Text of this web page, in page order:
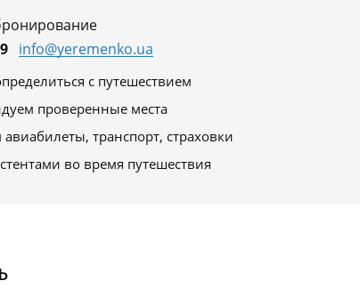
info@yeremenko.ua
с путешествием
проверенные места
транспорт, страховки
во время путешествия